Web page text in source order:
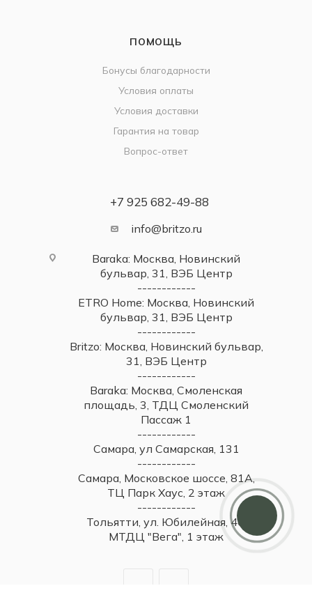
ПОМОЩЬ
Бонусы благодарности
Условия оплаты
Условия доставки
Гарантия на товар
Вопрос-ответ
+7 925 682-49-88
info@britzo.ru
Baraka: Москва, Новинский
бульвар, 31, ВЭБ Центр
------------
ETRO Home: Москва, Новинский
бульвар, 31, ВЭБ Центр
------------
Britzo: Москва, Новинский бульвар,
31, ВЭБ Центр
------------
Baraka: Москва, Смоленская
площадь, 3, ТДЦ Смоленский
Пассаж 1
------------
Самара, ул Самарская, 131
------------
Самара, Московское шоссе, 81А,
ТЦ Парк Хаус, 2 этаж
------------
Тольятти, ул. Юбилейная, 40,
МТДЦ "Вега", 1 этаж